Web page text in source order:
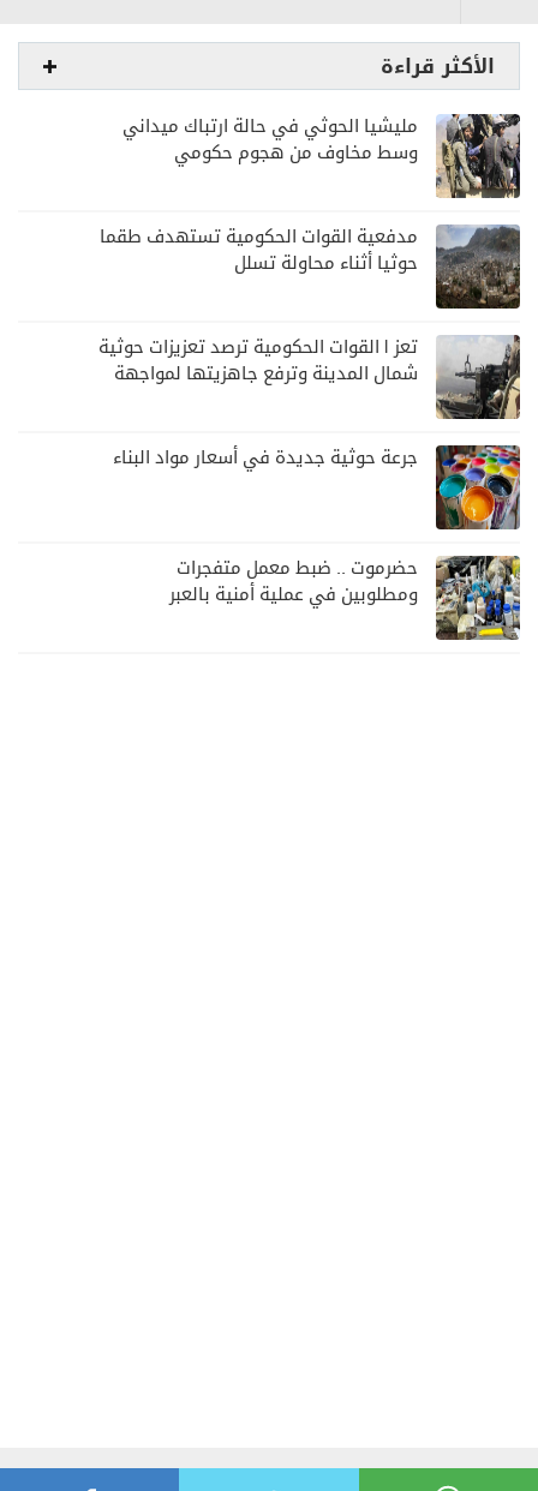
الأكثر قراءة
مليشيا الحوثي في حالة ارتباك ميداني
وسط مخاوف من هجوم حكومي
مدفعية القوات الحكومية تستهدف طقما
حوثيا أثناء محاولة تسلل
تعز | القوات الحكومية ترصد تعزيزات حوثية
شمال المدينة وترفع جاهزيتها لمواجهة
جرعة حوثية جديدة في أسعار مواد البناء
حضرموت .. ضبط معمل متفجرات
ومطلوبين في عملية أمنية بالعبر